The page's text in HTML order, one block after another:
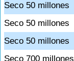
Seco 50 millones
Seco 50 millones
Seco 50 millones
Seco 700 millones